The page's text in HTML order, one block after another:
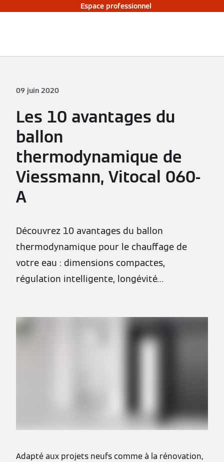
Espace professionnel
09 juin 2020
Les 10 avantages du
ballon
thermodynamique de
Viessmann, Vitocal 060-
A
Découvrez 10 avantages du ballon
thermodynamique pour le chauffage de
votre eau : dimensions compactes,
régulation intelligente, longévité…
Adapté aux projets neufs comme à la rénovation,